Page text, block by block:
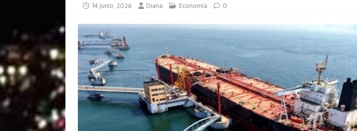
14 junio, 2026 Diana Economía 0